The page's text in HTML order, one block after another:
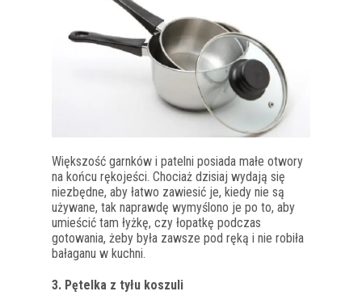
Większość garnków i patelni posiada małe otwory
na końcu rękojeści. Chociaż dzisiaj wydają się
niezbędne, aby łatwo zawiesić je, kiedy nie są
używane, tak naprawdę wymyślono je po to, aby
umieścić tam łyżkę, czy łopatkę podczas
gotowania, żeby była zawsze pod ręką i nie robiła
bałaganu w kuchni.
3. Pętelka z tyłu koszuli